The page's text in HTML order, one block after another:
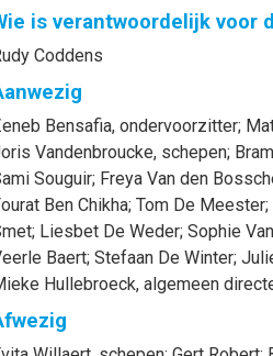
is verantwoordelijk voor
Coddens
Bensafia, ondervoorzitter;
Vandenbroucke, schepen; Bram
Souguir; Freya Van den
Ben Chikha; Tom De Meester;
; Liesbet De Weder; Sophie
Baert; Stefaan De Winter;
Hullebroeck, algemeen